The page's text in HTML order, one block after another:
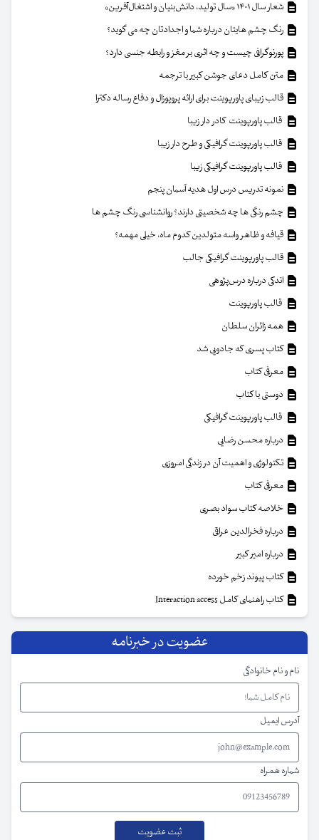
شعار سال ۱۴۰۱ «سال تولید، دانش‌بنیان و اشتغال‌آفرین»
رنگ چشم هایتان درباره شما و اجدادتان چه می گوید؟
پورنوگرافی چیست و چه اثری بر مغز و رابطه جنسی دارد؟
متن کامل دعای جوشن کبیر با ترجمه
قالب زیبای پاورپوینت برای ارائه پروپوزال و دفاع رساله دکترا
قالب پاورپوینت کادر دار زیبا
قالب پاورپوینت گرافیکی و طرح دار زیبا
قالب پاورپوینت گرافیکی زیبا
نمونه تدریس درس اول هدیه آسمان پنجم
چشم رنگی ها چه شخصیتی دارند؟ روانشناسی رنگ چشم ها
قیافه و ظاهر واسه متولدین کدوم ماه، خیلی مهمه؟
قالب پاورپوینت گرافیکی جالب
اندکی درباره درس‌پژوهی
قالب پاورپوینت
همه زائران سلطان
کتاب پسری که جادویی شد
معرفی کتاب
دوستی با کتاب
قالب پاورپوینت گرافیکی
درباره محسن رضایی
تکنولوژی و اهمیت آن در زندگی امروزی
معرفی کتاب
خلاصه کتاب سواد بصری
درباره فخرالدین عراقی
درباره امیر کبیر
کتاب پیوند زخم خورده
کتاب راهنمای کامل Interaction access
عضویت در خبرنامه
نام و نام خانوادگی
آدرس ایمیل
شماره همراه